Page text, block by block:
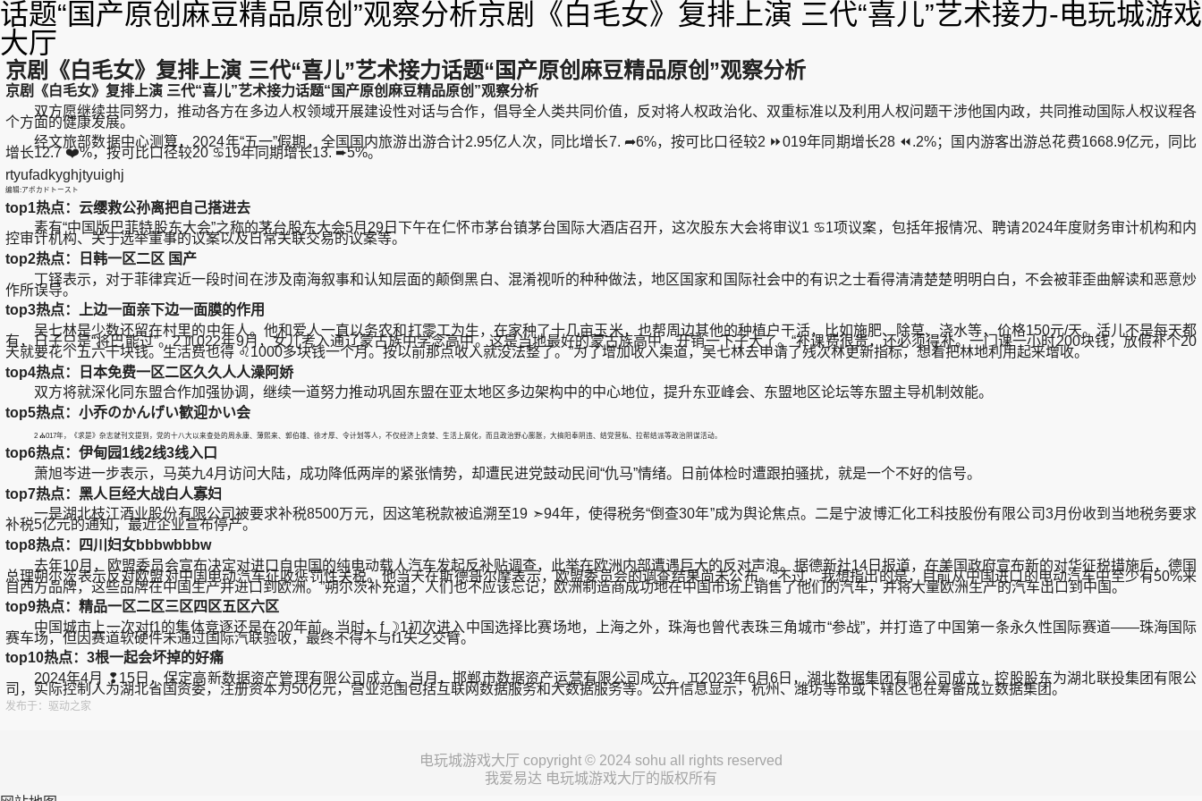
话题“国产原创麻豆精品原创”观察分析京剧《白毛女》复排上演 ​三代“喜儿”艺术接力-电玩城游戏
大厅
京剧《白毛女》复排上演 ​三代“喜儿”艺术接力话题“国产原创麻豆精品原创”观察分析
京剧《白毛女》复排上演 ​三代“喜儿”艺术接力话题“国产原创麻豆精品原创”观察分析
双方愿继续共同努力，推动各方在多边人权领域开展建设性对话与合作，倡导全人类共同价值，反对将人权政治化、双重标准以及利用人权问题干涉他国内政，共同推动国际人权议程各
个方面的健康发展。
经文旅部数据中心测算，2024年“五一”假期，全国国内旅游出游合计2.95亿人次，同比增长7. ➦6%，按可比口径较2 ⏩019年同期增长28 ⏪.2%；国内游客出游总花费1668.9亿元，同比
增长12.7 ❤️%，按可比口径较20 ♋19年同期增长13. ➨5%。
rtyufadkyghjtyuighj
编辑:アボカドトースト
top1热点：云缨救公孙离把自己搭进去
素有“中国版巴菲特股东大会”之称的茅台股东大会5月29日下午在仁怀市茅台镇茅台国际大酒店召开，这次股东大会将审议1 ♋1项议案，包括年报情况、聘请2024年度财务审计机构和内
控审计机构、关于选举董事的议案以及日常关联交易的议案等。
top2热点：日韩一区二区 国产
丁铎表示，对于菲律宾近一段时间在涉及南海叙事和认知层面的颠倒黑白、混淆视听的种种做法，地区国家和国际社会中的有识之士看得清清楚楚明明白白，不会被菲歪曲解读和恶意炒
作所误导。
top3热点：上边一面亲下边一面膜的作用
吴七林是少数还留在村里的中年人。他和爱人一直以务农和打零工为生，在家种了十几亩玉米，也帮周边其他的种植户干活，比如施肥、除草、浇水等，价格150元/天。活儿不是每天都
有，日子只是“将巴能过”。2 ♏022年9月，女儿考入通辽蒙古族中学念高中。这是当地最好的蒙古族高中，开销一下子大了。“补课费很贵，还必须得补。一门课一小时200块钱，放假补个20
天就要花个五六千块钱。生活费也得 ♌1000多块钱一个月。按以前那点收入就没法整了。”为了增加收入渠道，吴七林去申请了残次林更新指标，想着把林地利用起来增收。
top4热点：日本免费一区二区久久人人澡阿娇
双方将就深化同东盟合作加强协调，继续一道努力推动巩固东盟在亚太地区多边架构中的中心地位，提升东亚峰会、东盟地区论坛等东盟主导机制效能。
top5热点：小乔のかんげい歓迎かい会
2 ⛪017年，《求是》杂志就刊文提到，党的十八大以来查处的周永康、薄熙来、郭伯雄、徐才厚、令计划等人，不仅经济上贪婪、生活上腐化，而且政治野心膨胀，大搞阳奉阴违、结党营私、拉帮结派等政治阴谋活动。
top6热点：伊甸园1线2线3线入口
萧旭岑进一步表示，马英九4月访问大陆，成功降低两岸的紧张情势，却遭民进党鼓动民间“仇马”情绪。日前体检时遭跟拍骚扰，就是一个不好的信号。
top7热点：黑人巨经大战白人寡妇
一是湖北枝江酒业股份有限公司被要求补税8500万元，因这笔税款被追溯至19 ➣94年，使得税务“倒查30年”成为舆论焦点。二是宁波博汇化工科技股份有限公司3月份收到当地税务要求
补税5亿元的通知，最近企业宣布停产。
top8热点：四川妇女bbbwbbbw
去年10月，欧盟委员会宣布决定对进口自中国的纯电动载人汽车发起反补贴调查，此举在欧洲内部遭遇巨大的反对声浪。据德新社14日报道，在美国政府宣布新的对华征税措施后，德国
总理朔尔茨表示反对欧盟对中国电动汽车征收惩罚性关税。他当天在斯德哥尔摩表示，欧盟委员会的调查结果尚未公布。“不过，我想指出的是，目前从中国进口的电动汽车中至少有50%来
自西方品牌，这些品牌在中国生产并进口到欧洲。”朔尔茨补充道，人们也不应该忘记，欧洲制造商成功地在中国市场上销售了他们的汽车，并将大量欧洲生产的汽车出口到中国。
top9热点：精品一区二区三区四区五区六区
中国城市上一次对f1的集体竞逐还是在20年前。当时，f ☽1初次进入中国选择比赛场地，上海之外，珠海也曾代表珠三角城市“参战”，并打造了中国第一条永久性国际赛道——珠海国际
赛车场，但因赛道软硬件未通过国际汽联验收，最终不得不与f1失之交臂。
top10热点：3根一起会坏掉的好痛
2024年4月 ❢15日，保定高新数据资产管理有限公司成立。当月，邯郸市数据资产运营有限公司成立。 ♊2023年6月6日，湖北数据集团有限公司成立，控股股东为湖北联投集团有限公
司，实际控制人为湖北省国资委，注册资本为50亿元，营业范围包括互联网数据服务和大数据服务等。公开信息显示，杭州、潍坊等市或下辖区也在筹备成立数据集团。
发布于：驱动之家
电玩城游戏大厅 copyright © 2024 sohu all rights reserved
我爱易达 电玩城游戏大厅的版权所有